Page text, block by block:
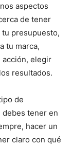
aspectos
de tener
presupuesto,
tu marca,
acción, elegir
resultados.
de
tener en
hacer un
claro con qué